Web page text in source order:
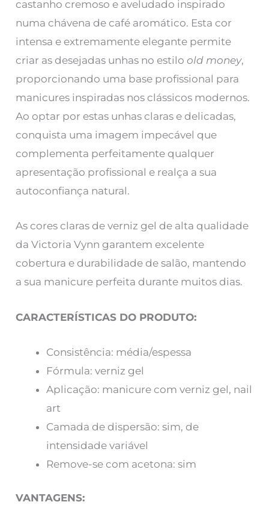
castanho cremoso e aveludado inspirado
numa chávena de café aromático. Esta cor
intensa e extremamente elegante permite
criar as desejadas unhas no estiloold money,
proporcionando uma base profissional para
manicures inspiradas nos clássicos modernos.
Ao optar por estas unhas claras e delicadas,
conquista uma imagem impecável que
complementa perfeitamente qualquer
apresentação profissional e realça a sua
autoconfiança natural.
As cores claras de verniz gel de alta qualidade
da Victoria Vynn garantem excelente
cobertura e durabilidade de salão, mantendo
a sua manicure perfeita durante muitos dias.
CARACTERÍSTICAS DO PRODUTO:
Consistência: média/espessa
Fórmula: verniz gel
Aplicação: manicure com verniz gel, nail
art
Camada de dispersão: sim, de
intensidade variável
Remove-se com acetona: sim
VANTAGENS: